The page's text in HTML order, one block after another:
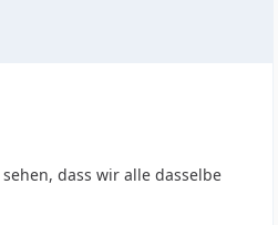
dass wir alle dasselbe